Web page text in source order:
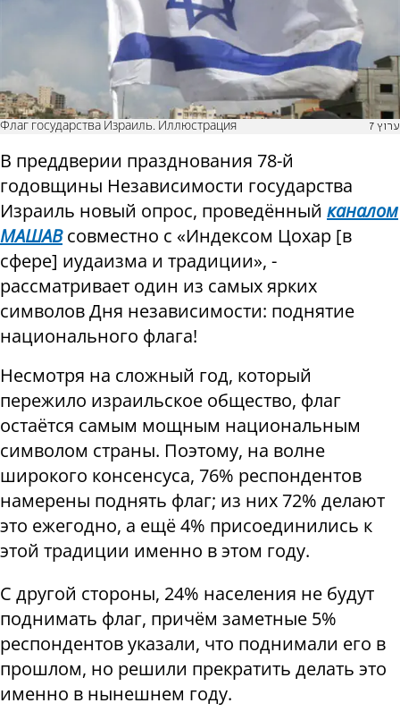
Флаг государства Израиль. Иллюстрация ערוץ 7
В преддверии празднования 78-й
годовщины Независимости государства
Израиль новый опрос, проведённый каналом
МАШАВсовместно с «Индексом Цохар [в
сфере] иудаизма и традиции», -
рассматривает один из самых ярких
символов Дня независимости: поднятие
национального флага!
Несмотря на сложный год, который
пережило израильское общество, флаг
остаётся самым мощным национальным
символом страны. Поэтому, на волне
широкого консенсуса, 76% респондентов
намерены поднять флаг; из них 72% делают
это ежегодно, а ещё 4% присоединились к
этой традиции именно в этом году.
С другой стороны, 24% населения не будут
поднимать флаг, причём заметные 5%
респондентов указали, что поднимали его в
прошлом, но решили прекратить делать это
именно в нынешнем году.